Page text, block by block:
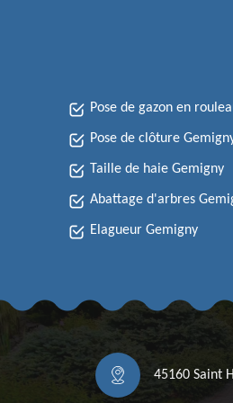
Pose de gazon en
Pose de clôture
Taille de haie Gemigny
Abattage d'arbres
Elagueur Gemigny
45160 Saint